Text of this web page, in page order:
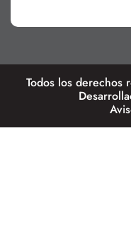
Todos los derechos